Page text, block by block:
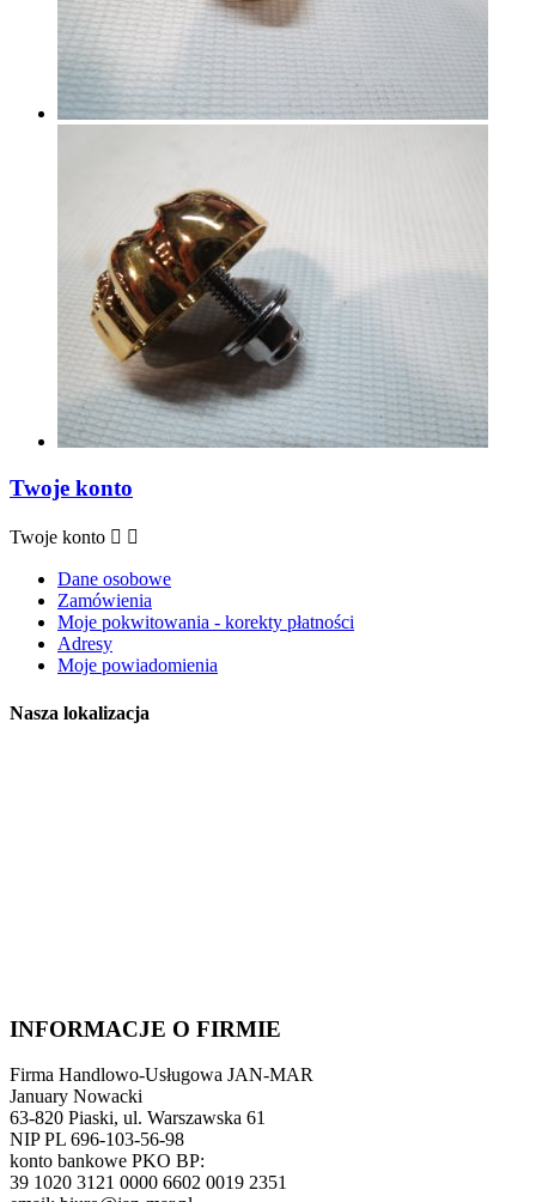
Twoje konto
Twoje konto  
Dane osobowe
Zamówienia
Moje pokwitowania - korekty płatności
Adresy
Moje powiadomienia
Nasza lokalizacja
INFORMACJE O FIRMIE
Firma Handlowo-Usługowa JAN-MAR
January Nowacki
63-820 Piaski, ul. Warszawska 61
NIP PL 696-103-56-98
konto bankowe PKO BP:
39 1020 3121 0000 6602 0019 2351